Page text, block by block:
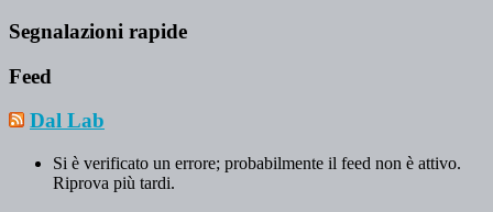
Segnalazioni rapide
Feed
Dal Lab
Si è verificato un errore; probabilmente il feed non è attivo.
Riprova più tardi.